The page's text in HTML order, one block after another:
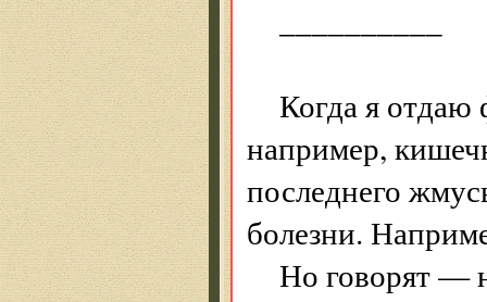
Когда я
например,
последнего
болезни.
Но говорят —